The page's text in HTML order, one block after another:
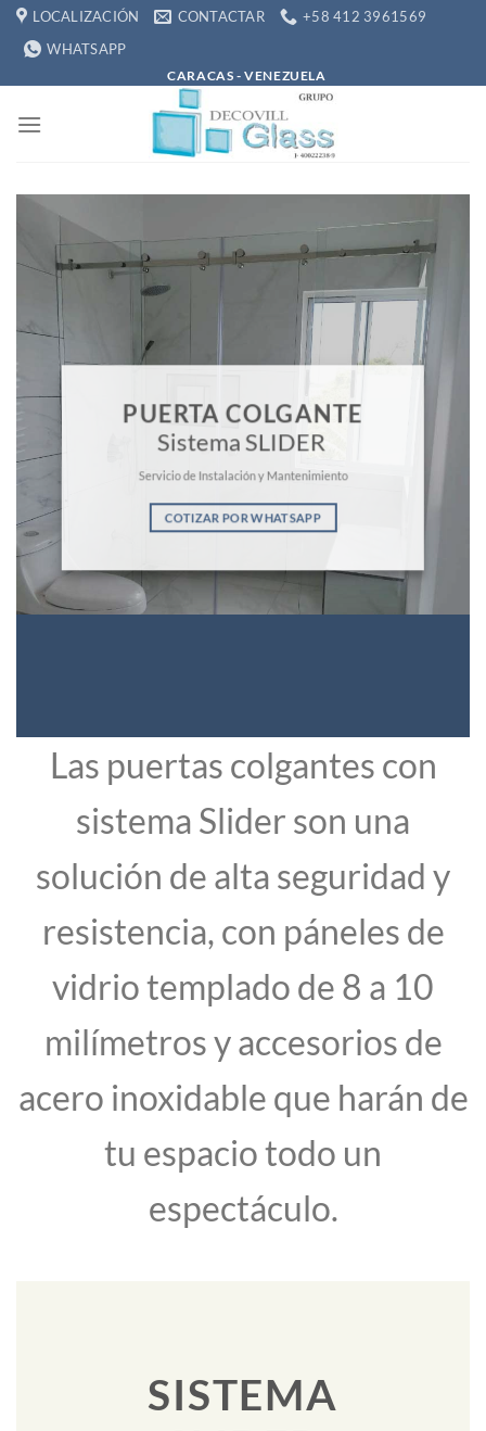
SaltarLOCALIZACIÓN CONTACTAR
+58 412 3961569
WHATSAPP
CARACAS - VENEZUELA
PUERTA COLGANTE
Sistema SLIDER
Servicio de Instalación y Mantenimiento
COTIZAR POR WHATSAPP
Las puertas colgantes con
sistema Slider son una
solución de alta seguridad y
resistencia, con páneles de
vidrio templado de 8 a 10
milímetros y accesorios de
acero inoxidable que harán de
tu espacio todo un
espectáculo.
SISTEMA